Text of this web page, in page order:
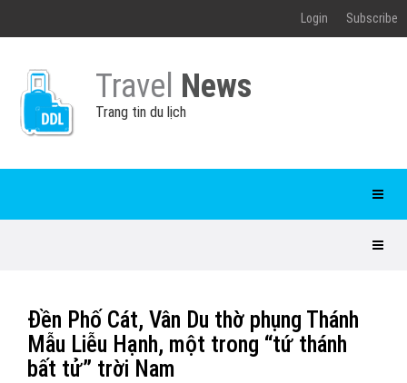
Login Subscribe
Travel News
Trang tin du lịch
Đền Phố Cát, Vân Du thờ phụng Thánh
Mẫu Liễu Hạnh, một trong “tứ thánh
bất tử” trời Nam